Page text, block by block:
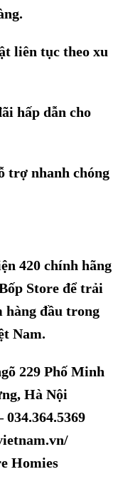
liên tục theo xu
hấp dẫn cho
trợ nhanh chóng
420 chính hãng
Store để trải
hàng đầu trong
Nam.
229 Phố Minh
Hà Nội
034.364.5369
Homies